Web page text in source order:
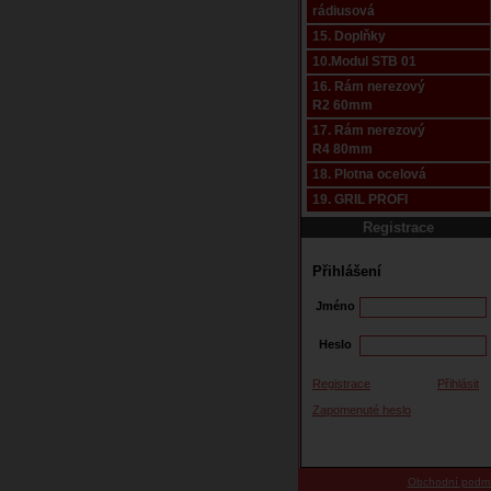
rádiusová
15. Doplňky
10.Modul STB 01
16. Rám nerezový
R2 60mm
17. Rám nerezový
R4 80mm
18. Plotna ocelová
19. GRIL PROFI
Registrace
Přihlášení
Jméno
Heslo
Registrace
Přihlásit
Zapomenuté heslo
Obchodní